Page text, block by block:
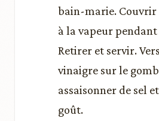
bain-marie. Couvrir
à la vapeur
Retirer et servir.
vinaigre sur le
assaisonner de sel
goût.